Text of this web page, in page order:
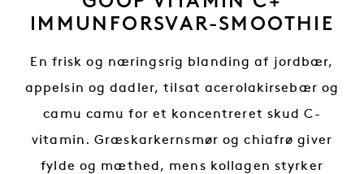
IMMUNFORSVAR-SMOOTHIE
En frisk og næringsrig blanding af jordbær,
appelsin og dadler, tilsat acerolakirsebær og
camu camu for et koncentreret skud C-
vitamin. Græskarkernsmør og chiafrø giver
fylde og mæthed, mens kollagen styrker